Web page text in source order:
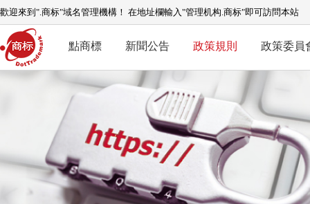
歡迎來到".商标"域名管理機構！ 在地址欄輸入"管理机构.商标"即可訪問本站
點商標 新聞公告 政策規則 政策委員